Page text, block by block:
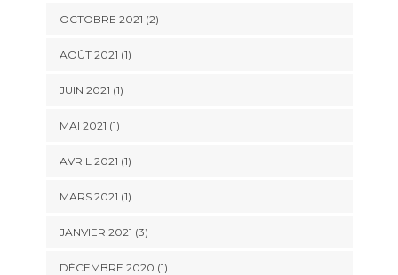
OCTOBRE 2021 (2)
AOÛT 2021 (1)
JUIN 2021 (1)
MAI 2021 (1)
AVRIL 2021 (1)
MARS 2021 (1)
JANVIER 2021 (3)
DÉCEMBRE 2020 (1)